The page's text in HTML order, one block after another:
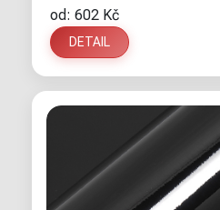
od: 602 Kč
DETAIL